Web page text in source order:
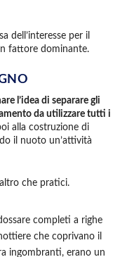
dell’interesse per il
fattore dominante.
l’idea di separare gli
da utilizzare tutti i
alla costruzione di
il nuoto un’attività
che pratici.
completi a righe
che coprivano il
ingombranti, erano un